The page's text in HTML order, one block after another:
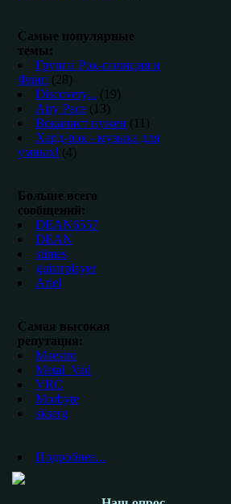
Самые популярные
темы:
Группа Рок-полиция и
Флип (28)
Discovery... (19)
Airy Pace (13)
Вокалист нужен (11)
Хард-рок - музыка для
умных! (4)
Больше всего
сообщений:
DEAN6557
DEAN
stimes
guitarplayer
Ariel
Самая высокая
репутация:
Maestro
Metal_Vad
VRC
Morbyte
skserg
Подробнее...